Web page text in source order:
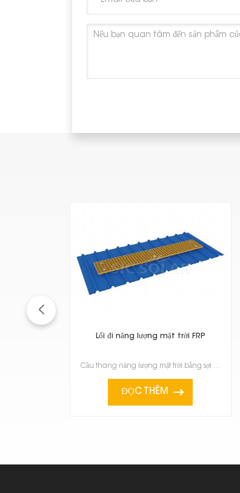
Lối đi năng lượng mặt trời FRP
Cầu thang năng lượng mặt trời bằng sợi thủy tinh (FRP) vừa chắc chắn lại nhẹ, vì vậy chúng là một cá...
ĐỌC THÊM